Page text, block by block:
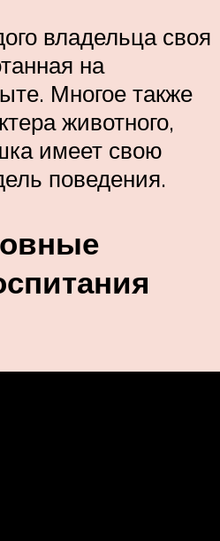
владельца своя
на
Многое также
животного,
имеет свою
поведения.